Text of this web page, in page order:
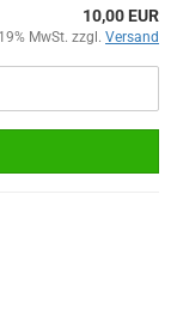
10,00 EUR
MwSt. zzgl. Versand